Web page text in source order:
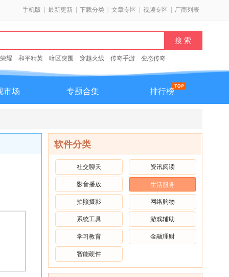
手机版 最新更新 下载分类 文章专区 视频专区 厂商列表
耀 和平精英 暗区突围 穿越火线 传奇手游 变态传奇
市场 专题合集 排行榜
软件分类
社交聊天 资讯阅读
影音播放 生活服务
拍照摄影 网络购物
系统工具 游戏辅助
学习教育 金融理财
智能硬件